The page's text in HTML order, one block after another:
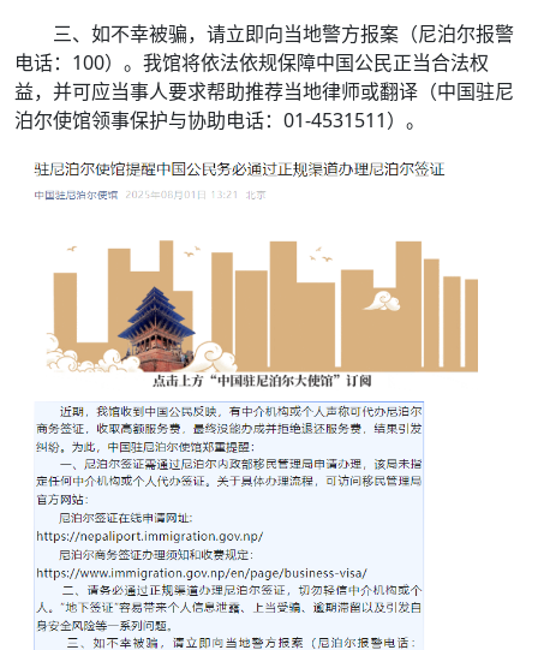
三、如不幸被骗，请立即向当地警方报案（尼泊尔报警
电话：100）。我馆将依法依规保障中国公民正当合法权
益，并可应当事人要求帮助推荐当地律师或翻译（中国驻尼
泊尔使馆领事保护与协助电话：01-4531511）。